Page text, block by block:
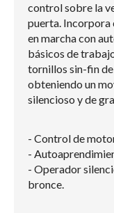
control sobre la
puerta. Incorpora
en marcha con
básicos de
tornillos sin-fin
obteniendo un
silencioso y de
- Control de
-
- Operador
bronce.